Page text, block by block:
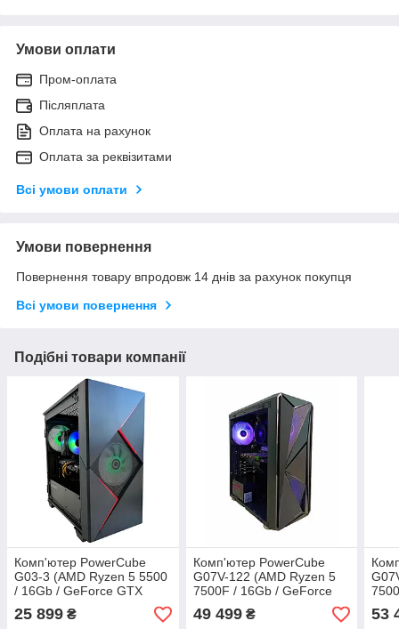
Умови оплати
Пром-оплата
Післяплата
Оплата на рахунок
Оплата за реквізитами
Всі умови оплати
Умови повернення
Повернення товару впродовж 14 днів за рахунок покупця
Всі умови повернення
Подібні товари компанії
Комп'ютер PowerCube
G03-3 (AMD Ryzen 5 5500
/ 16Gb / GeForce GTX
1660 Ti 6Gb / SSD 512Gb /
500W / USB 3.2)
25 899 ₴
Комп'ютер PowerCube
G07V-122 (AMD Ryzen 5
7500F / 16Gb / GeForce
RTX 4060 8GB / SSD
512Gb / 500W / USB 3.2)
49 499₴ 53